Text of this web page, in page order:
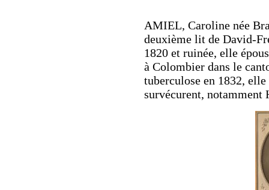
AMIEL, Caroline née
deuxième lit de David-
1820 et ruinée, elle
à Colombier dans le
tuberculose en 1832,
survécurent, notamment